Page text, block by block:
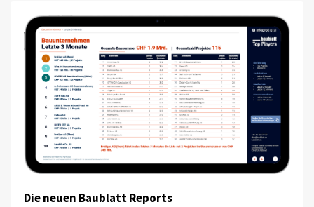
Die neuen Baublatt Reports